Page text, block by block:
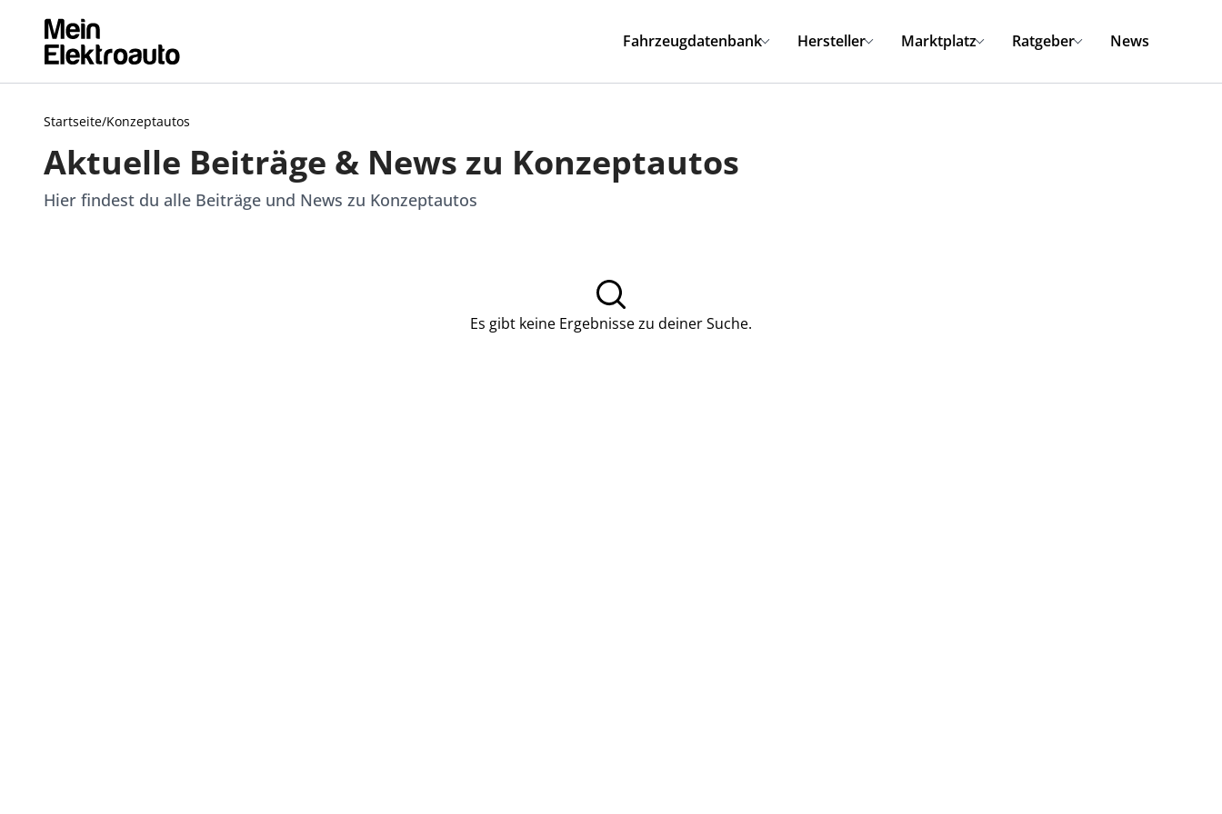
Fahrzeugdatenbank Hersteller Marktplatz Ratgeber News
Startseite/Konzeptautos
Aktuelle Beiträge & News zu Konzeptautos
Hier findest du alle Beiträge und News zu Konzeptautos
Es gibt keine Ergebnisse zu deiner Suche.